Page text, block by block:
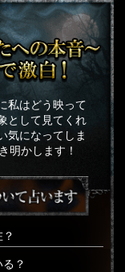
私はどう映って
として見てくれ
になってしま
明かします！
？